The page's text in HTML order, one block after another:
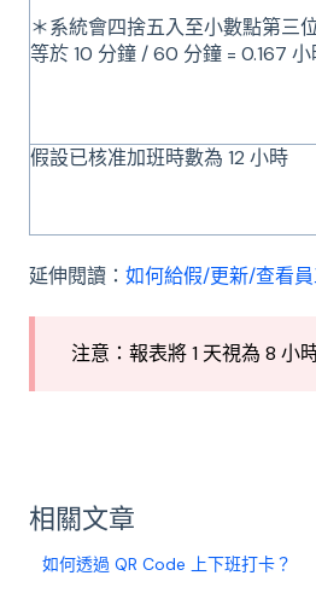
＊系統會四捨五入至小數點第三
等於 10 分鐘 / 60 分鐘 = 0.167 小
假設已核准加班時數為 12 小時
延伸閱讀： 如何給假/更新/查看員
注意：報表將 1 天視為 8 小
相關文章
如何透過 QR Code 上下班打卡？